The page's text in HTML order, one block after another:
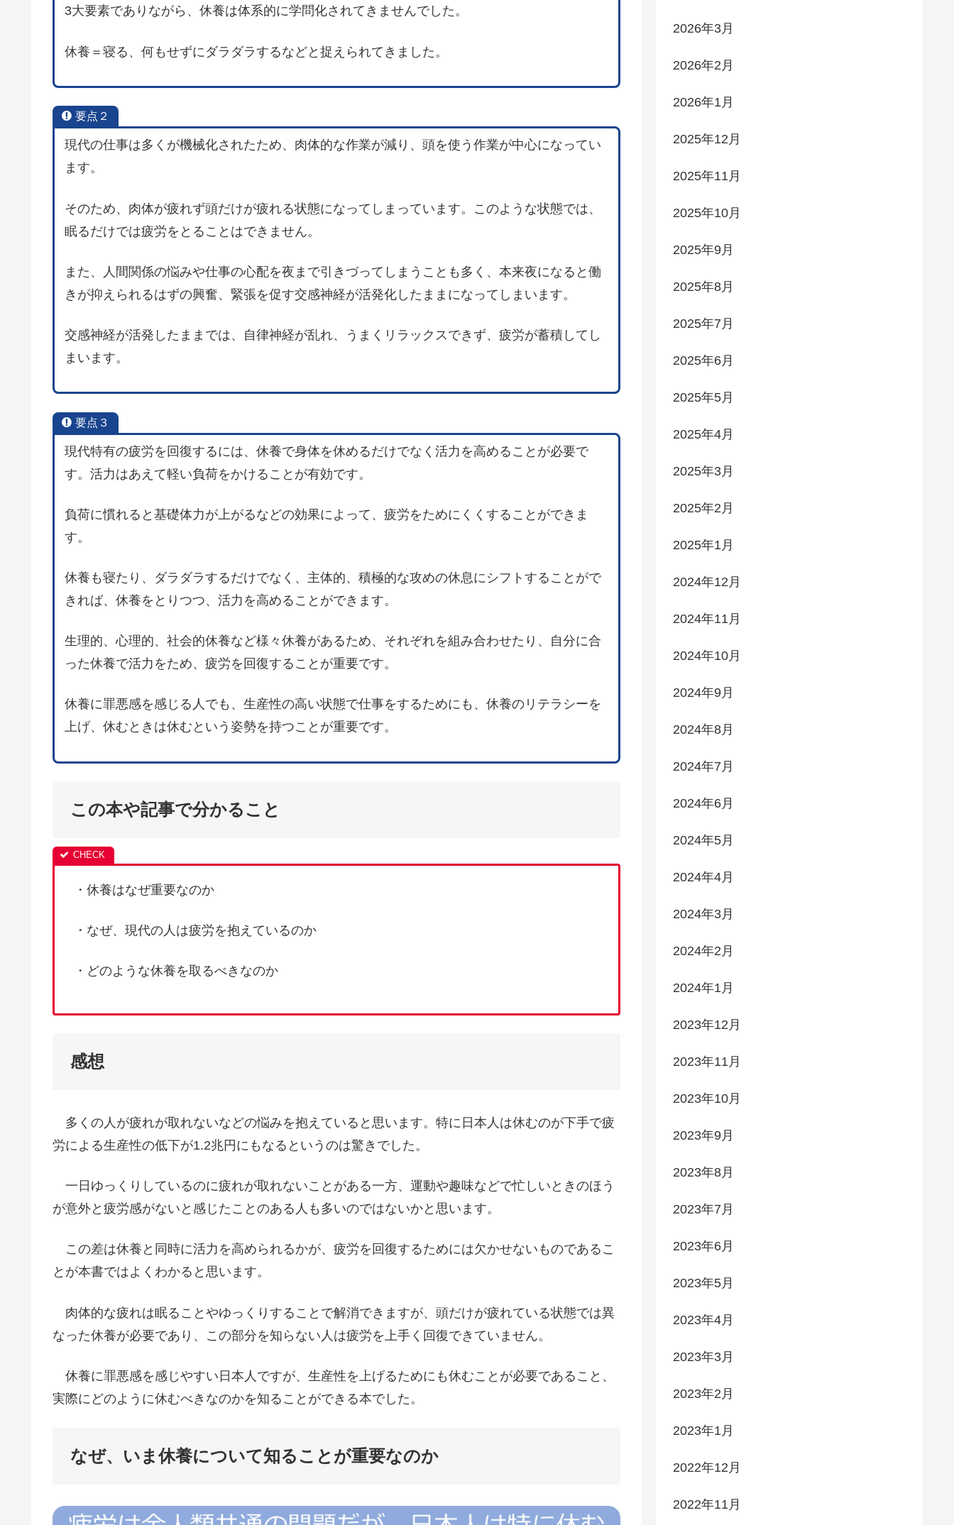
3大要素でありながら、休養は体系的に学問化されてきませんでした。
休養＝寝る、何もせずにダラダラするなどと捉えられてきました。
要点２
現代の仕事は多くが機械化されたため、肉体的な作業が減り、頭を使う作業が中心になってい
ます。
そのため、肉体が疲れず頭だけが疲れる状態になってしまっています。このような状態では、
眠るだけでは疲労をとることはできません。
また、人間関係の悩みや仕事の心配を夜まで引きづってしまうことも多く、本来夜になると働
きが抑えられるはずの興奮、緊張を促す交感神経が活発化したままになってしまいます。
交感神経が活発したままでは、自律神経が乱れ、うまくリラックスできず、疲労が蓄積してし
まいます。
要点３
現代特有の疲労を回復するには、休養で身体を休めるだけでなく活力を高めることが必要で
す。活力はあえて軽い負荷をかけることが有効です。
負荷に慣れると基礎体力が上がるなどの効果によって、疲労をためにくくすることができま
す。
休養も寝たり、ダラダラするだけでなく、主体的、積極的な攻めの休息にシフトすることがで
きれば、休養をとりつつ、活力を高めることができます。
生理的、心理的、社会的休養など様々休養があるため、それぞれを組み合わせたり、自分に合
った休養で活力をため、疲労を回復することが重要です。
休養に罪悪感を感じる人でも、生産性の高い状態で仕事をするためにも、休養のリテラシーを
上げ、休むときは休むという姿勢を持つことが重要です。
この本や記事で分かること
・休養はなぜ重要なのか
・なぜ、現代の人は疲労を抱えているのか
・どのような休養を取るべきなのか
感想
多くの人が疲れが取れないなどの悩みを抱えていると思います。特に日本人は休むのが下手で疲
労による生産性の低下が1.2兆円にもなるというのは驚きでした。
一日ゆっくりしているのに疲れが取れないことがある一方、運動や趣味などで忙しいときのほう
が意外と疲労感がないと感じたことのある人も多いのではないかと思います。
この差は休養と同時に活力を高められるかが、疲労を回復するためには欠かせないものであるこ
とが本書ではよくわかると思います。
肉体的な疲れは眠ることやゆっくりすることで解消できますが、頭だけが疲れている状態では異
なった休養が必要であり、この部分を知らない人は疲労を上手く回復できていません。
休養に罪悪感を感じやすい日本人ですが、生産性を上げるためにも休むことが必要であること、
実際にどのように休むべきなのかを知ることができる本でした。
なぜ、いま休養について知ることが重要なのか
2026年3月
2026年2月
2026年1月
2025年12月
2025年11月
2025年10月
2025年9月
2025年8月
2025年7月
2025年6月
2025年5月
2025年4月
2025年3月
2025年2月
2025年1月
2024年12月
2024年11月
2024年10月
2024年9月
2024年8月
2024年7月
2024年6月
2024年5月
2024年4月
2024年3月
2024年2月
2024年1月
2023年12月
2023年11月
2023年10月
2023年9月
2023年8月
2023年7月
2023年6月
2023年5月
2023年4月
2023年3月
2023年2月
2023年1月
2022年12月
2022年11月